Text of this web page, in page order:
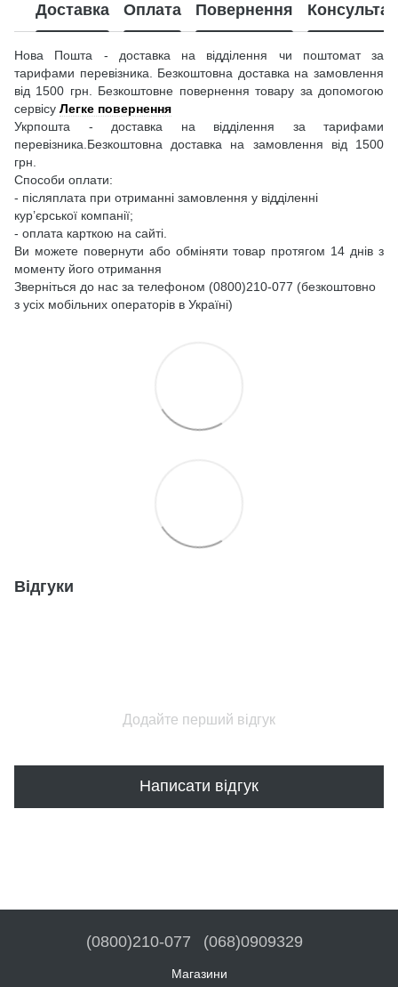
Доставка Оплата Повернення
Нова Пошта - доставка на відділення чи поштомат за
тарифами перевізника. Безкоштовна доставка на замовлення
від 1500 грн. Безкоштовне повернення товару за допомогою
сервісу Легке повернення
Укрпошта - доставка на відділення за тарифами
перевізника.Безкоштовна доставка на замовлення від 1500
грн.
Способи оплати:
- післяплата при отриманні замовлення у відділенні
кур’єрської компанії;
- оплата карткою на сайті.
Ви можете повернути або обміняти товар протягом 14 днів з
моменту його отримання
Зверніться до нас за телефоном (0800)210-077 (безкоштовно
з усіх мобільних операторів в Україні)
Відгуки
Додайте перший відгук
Написати відгук
(0800)210-077 (068)0909329
Магазини